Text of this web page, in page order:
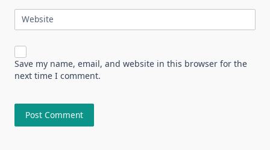
Website
Save my name, email, and website in this browser for the
next time I comment.